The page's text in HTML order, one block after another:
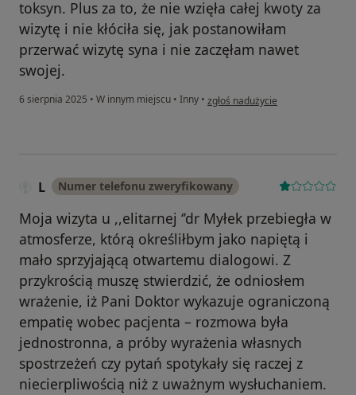
toksyn. Plus za to, że nie wzięła całej kwoty za
wizytę i nie kłóciła się, jak postanowiłam
przerwać wizytę syna i nie zaczęłam nawet
swojej.
6 sierpnia 2025 • W innym miejscu • Inny • w opinii użytkownika pacjentka
zgłoś nadużycie
L Numer telefonu zweryfikowany
Moja wizyta u ,,elitarnej ‘’dr Myłek przebiegła w
atmosferze, którą określiłbym jako napiętą i
mało sprzyjającą otwartemu dialogowi. Z
przykrością muszę stwierdzić, że odniosłem
wrażenie, iż Pani Doktor wykazuje ograniczoną
empatię wobec pacjenta – rozmowa była
jednostronna, a próby wyrażenia własnych
spostrzeżeń czy pytań spotykały się raczej z
niecierpliwością niż z uważnym wysłuchaniem.